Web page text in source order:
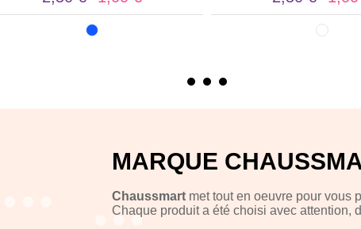
MARQUE
Chaussmart met tout en oeuvre pour vous
Chaque produit a été choisi avec attention,